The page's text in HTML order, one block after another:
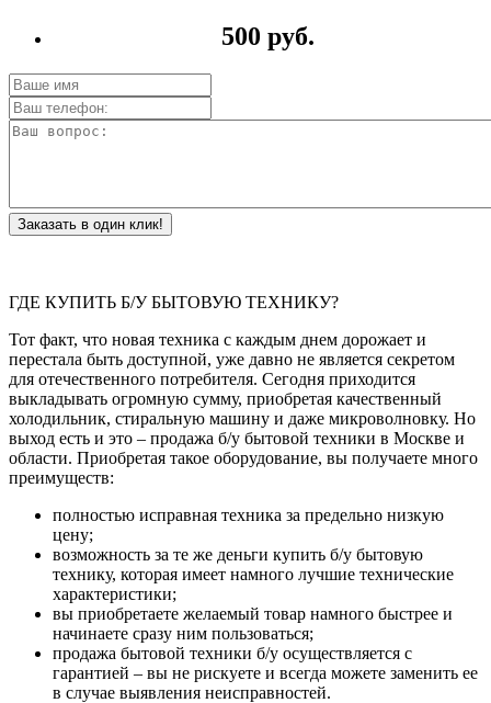
500 руб.
Заказать в один клик!
ГДЕ КУПИТЬ Б/У БЫТОВУЮ ТЕХНИКУ?
Тот факт, что новая техника с каждым днем дорожает и
перестала быть доступной, уже давно не является секретом
для отечественного потребителя. Сегодня приходится
выкладывать огромную сумму, приобретая качественный
холодильник, стиральную машину и даже микроволновку. Но
выход есть и это – продажа б/у бытовой техники в Москве и
области. Приобретая такое оборудование, вы получаете много
преимуществ:
полностью исправная техника за предельно низкую
цену;
возможность за те же деньги купить б/у бытовую
технику, которая имеет намного лучшие технические
характеристики;
вы приобретаете желаемый товар намного быстрее и
начинаете сразу ним пользоваться;
продажа бытовой техники б/у осуществляется с
гарантией – вы не рискуете и всегда можете заменить ее
в случае выявления неисправностей.